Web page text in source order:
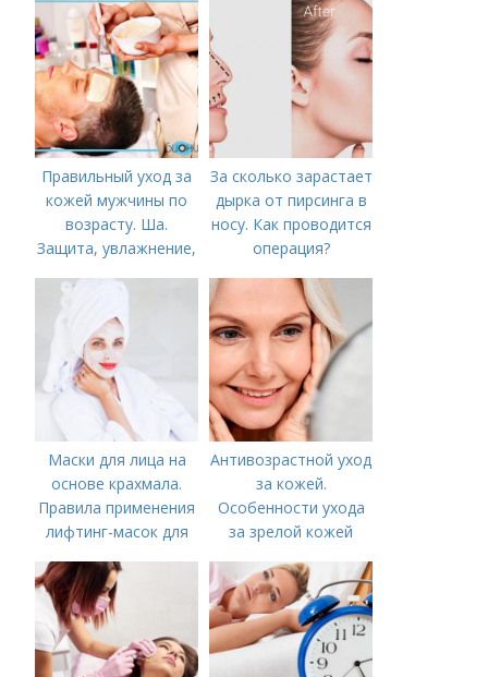
Правильный уход за
кожей мужчины по
возрасту. Ша.
Защита, увлажнение,
За сколько зарастает
дырка от пирсинга в
носу. Как проводится
операция?
Маски для лица на
основе крахмала.
Правила применения
лифтинг-масок для
Антивозрастной уход
за кожей.
Особенности ухода
за зрелой кожей